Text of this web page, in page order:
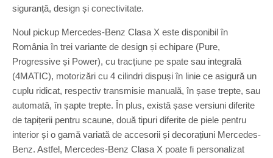
siguranță, design și conectivitate.
Noul pickup Mercedes-Benz Clasa X este disponibil în
România în trei variante de design și echipare (Pure,
Progressive și Power), cu tracțiune pe spate sau integrală
(4MATIC), motorizări cu 4 cilindri dispuși în linie ce asigură un
cuplu ridicat, respectiv transmisie manuală, în șase trepte, sau
automată, în șapte trepte. În plus, există șase versiuni diferite
de tapițerii pentru scaune, două tipuri diferite de piele pentru
interior și o gamă variată de accesorii și decorațiuni Mercedes-
Benz. Astfel, Mercedes-Benz Clasa X poate fi personalizat